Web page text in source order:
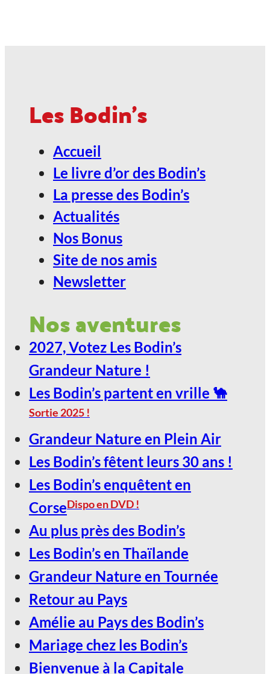
Nature !
24
ANGOULÊME / ESPACE
CARAT
Nature !
29
Jan
LE SCARABÉE / ROANNE
2027, Votez Les Bodin’s Grandeur
Nature !
30
Jan
LE SCARABÉE / ROANNE
2027, Votez Les Bodin’s Grandeur
Nature !
Les Bodin's
Accueil
Le livre d’or des Bodin’s
La presse des Bodin’s
Actualités
Nos Bonus
Site de nos amis
Newsletter
Nos aventures
2027, Votez Les Bodin’s
Grandeur Nature !
Les Bodin’s partent en vrille 🐪
Sortie 2025 !
Grandeur Nature en Plein Air
Les Bodin’s fêtent leurs 30 ans !
Les Bodin’s enquêtent en
CorseDispo en DVD !
Au plus près des Bodin’s
Les Bodin’s en Thaïlande
Grandeur Nature en Tournée
Retour au Pays
Amélie au Pays des Bodin’s
Mariage chez les Bodin’s
Bienvenue à la Capitale